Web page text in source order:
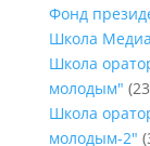
Фонд
Школа
Школа
молодым"
Школа
молодым-2"